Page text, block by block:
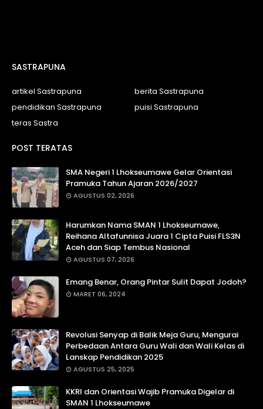
SASTRAPUNA
artikel Sastrapuna
berita Sastrapuna
pendidikan Sastrapuna
puisi Sastrapuna
teras Sastra
POST TERATAS
SMA Negeri 1 Lhokseumawe Gelar Orientasi
Pramuka Tahun Ajaran 2026/2027
AGUSTUS 02, 2026
Harumkan Nama SMAN 1 Lhokseumawe,
Reihana Altafunnisa Juara 1 Cipta Puisi FLS3N
Aceh dan Siap Tembus Nasional
AGUSTUS 07, 2026
Emang Benar, Orang Pintar Sulit Dapat Jodoh?
MARET 06, 2024
Revolusi Senyap di Balik Meja Guru, Mengurai
Perbedaan Antara Guru Wali dan Wali Kelas di
Lanskap Pendidikan 2025
AGUSTUS 25, 2025
KKRI dan Orientasi Wajib Pramuka Digelar di
SMAN 1 Lhokseumawe